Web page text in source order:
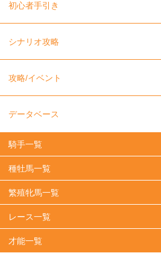
初心者手引き
シナリオ攻略
攻略/イベント
データベース
騎手一覧
種牡馬一覧
繁殖牝馬一覧
レース一覧
才能一覧